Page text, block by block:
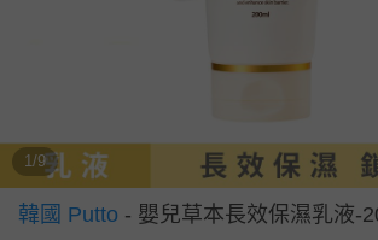
1/9
韓國 Putto - 嬰兒草本長效保濕乳液-